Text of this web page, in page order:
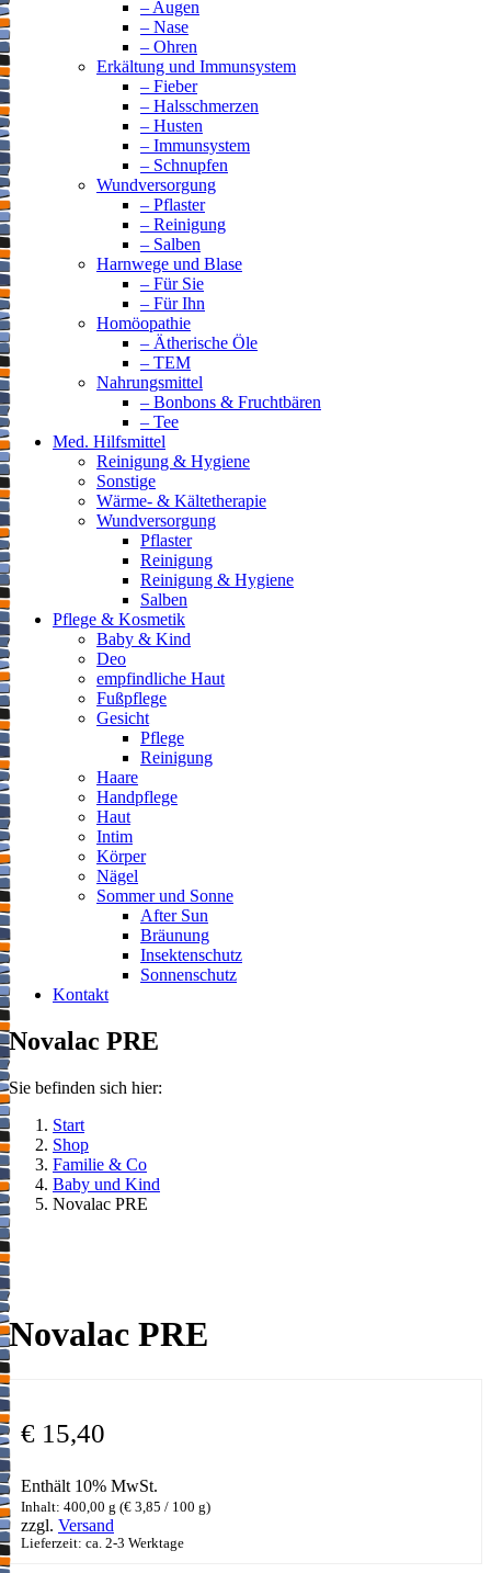
– Augen
– Nase
– Ohren
Erkältung und Immunsystem
– Fieber
– Halsschmerzen
– Husten
– Immunsystem
– Schnupfen
Wundversorgung
– Pflaster
– Reinigung
– Salben
Harnwege und Blase
– Für Sie
– Für Ihn
Homöopathie
– Ätherische Öle
– TEM
Nahrungsmittel
– Bonbons & Fruchtbären
– Tee
Med. Hilfsmittel
Reinigung & Hygiene
Sonstige
Wärme- & Kältetherapie
Wundversorgung
Pflaster
Reinigung
Reinigung & Hygiene
Salben
Pflege & Kosmetik
Baby & Kind
Deo
empfindliche Haut
Fußpflege
Gesicht
Pflege
Reinigung
Haare
Handpflege
Haut
Intim
Körper
Nägel
Sommer und Sonne
After Sun
Bräunung
Insektenschutz
Sonnenschutz
Kontakt
Novalac PRE
Sie befinden sich hier:
Start
Shop
Familie & Co
Baby und Kind
Novalac PRE
Novalac PRE
€ 15,40
Enthält 10% MwSt.
Inhalt: 400,00 g (€ 3,85 / 100 g)
zzgl. Versand
Lieferzeit: ca. 2-3 Werktage